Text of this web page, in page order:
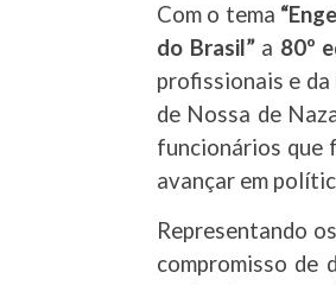
Com o tema
do Brasil”a 80º
profissionais e
de Nossa de
funcionários que
avançar em
Representando
compromisso de